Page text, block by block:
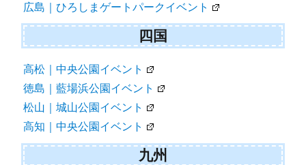
広島｜ひろしまゲートパークイベント
四国
高松｜中央公園イベント
徳島｜藍場浜公園イベント
松山｜城山公園イベント
高知｜中央公園イベント
九州